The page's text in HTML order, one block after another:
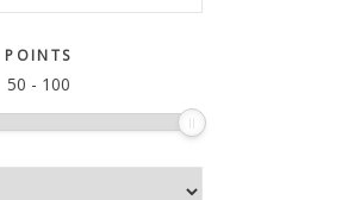
POINTS
50 - 100